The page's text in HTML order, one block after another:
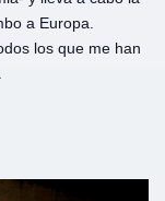
a Europa.
los que me han